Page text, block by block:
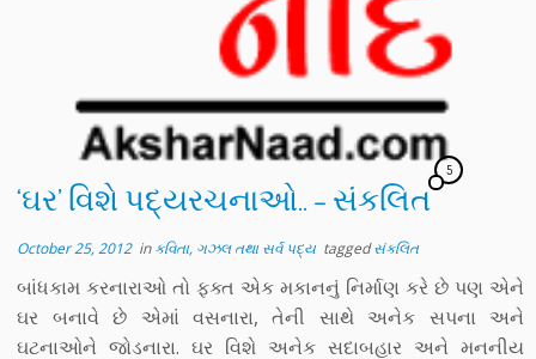
‘ઘર’ વિશે પદ્યરચનાઓ.. – સંકલિત
5
October 25, 2012inકવિતા, ગઝલ તથા સર્વ પદ્ય taggedસંકલિત
બાંધકામ કરનારાઓ તો ફક્ત એક મકાનનું નિર્માણ કરે છે પણ એને
ઘર બનાવે છે એમાં વસનારા, તેની સાથે અનેક સપના અને
ઘટનાઓને જોડનારા. ઘર વિશે અનેક સદાબહાર અને મનનીય